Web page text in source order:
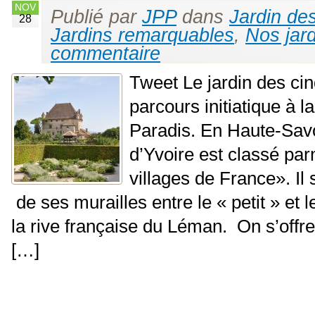
NOV
28 Publié par JPPdans Jardin
Jardins remarquables, Nos
commentaire
Tweet Le jardin des
parcours initiatique à
Paradis. En Haute-
d’Yvoire est classé
villages de France». Il
de ses murailles entre le « petit » et
la rive française du Léman. On
[…]